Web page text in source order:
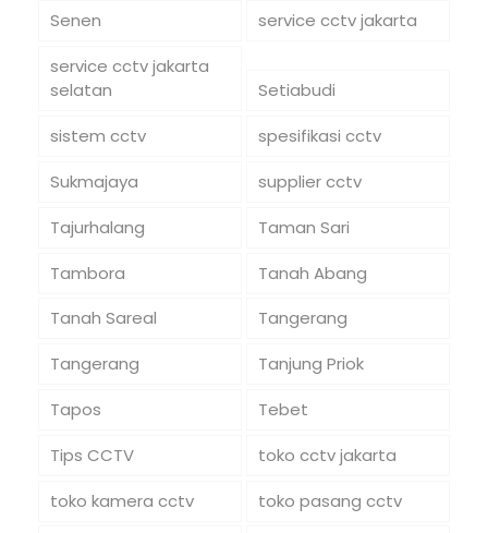
Senen
service cctv jakarta
service cctv jakarta
selatan
Setiabudi
sistem cctv
spesifikasi cctv
Sukmajaya
supplier cctv
Tajurhalang
Taman Sari
Tambora
Tanah Abang
Tanah Sareal
Tangerang
Tangerang
Tanjung Priok
Tapos
Tebet
Tips CCTV
toko cctv jakarta
toko kamera cctv
toko pasang cctv